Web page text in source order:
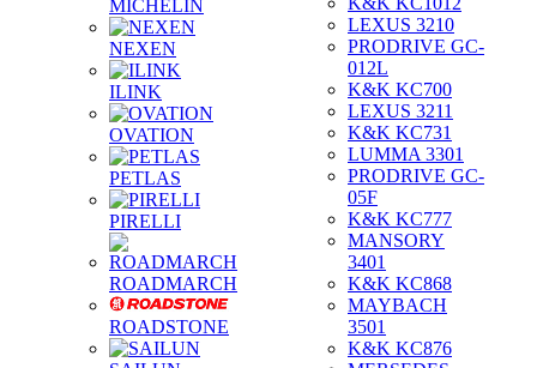
MICHELIN
NEXEN
ILINK
OVATION
PETLAS
PIRELLI
ROADMARCH
ROADSTONE
LEXUS 3210
PRODRIVE GC-
012L
K&K KC700
LEXUS 3211
K&K KC731
LUMMA 3301
PRODRIVE GC-
05F
K&K KC777
MANSORY
3401
K&K KC868
MAYBACH
3501
K&K KC876